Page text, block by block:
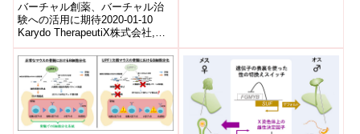
バーチャル創薬、バーチャル治
験への活用に期待2020-01-10
Karydo TherapeutiX株式会社,科
学技術振興機構,株式会社国際電
気通信基礎技...